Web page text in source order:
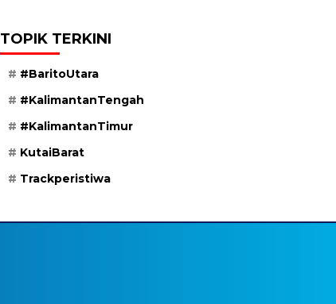
TOPIK TERKINI
#BaritoUtara
#KalimantanTengah
#KalimantanTimur
KutaiBarat
Trackperistiwa